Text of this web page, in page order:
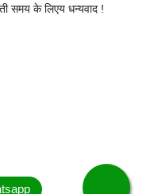
समय के लिएय धन्यवाद !